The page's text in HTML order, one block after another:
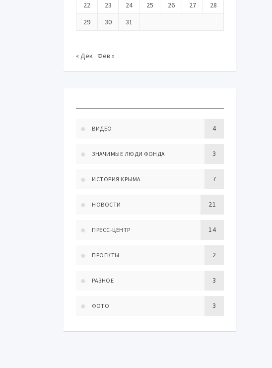
22
23 24 25 26 27
28
29
30 31
« Дек Фев »
ВИДЕО 4
ЗНАЧИМЫЕ ЛЮДИ ФОНДА 3
ИСТОРИЯ КРЫМА 7
НОВОСТИ 21
ПРЕСС-ЦЕНТР 14
ПРОЕКТЫ 2
РАЗНОЕ 3
ФОТО 3